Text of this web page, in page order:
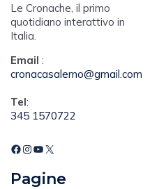
Le Cronache, il primo
quotidiano interattivo in
Italia.
Email :
cronacasalerno@gmail.com
Tel:
345 1570722
Pagine